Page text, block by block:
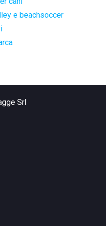
e beachsoccer
Srl